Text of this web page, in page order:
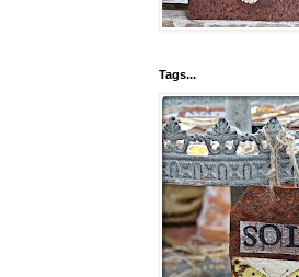
Tags...